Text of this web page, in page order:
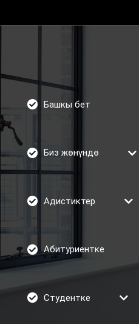
Башкы бет
Биз жөнүндө
Адистиктер
Абитуриентке
Студентке